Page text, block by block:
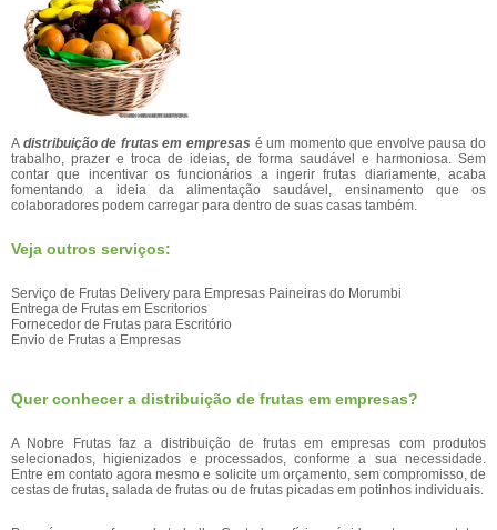
A distribuição de frutas em empresas é um momento que envolve pausa do
trabalho, prazer e troca de ideias, de forma saudável e harmoniosa. Sem
contar que incentivar os funcionários a ingerir frutas diariamente, acaba
fomentando a ideia da alimentação saudável, ensinamento que os
colaboradores podem carregar para dentro de suas casas também.
Veja outros serviços:
Serviço de Frutas Delivery para Empresas Paineiras do Morumbi
Entrega de Frutas em Escritorios
Fornecedor de Frutas para Escritório
Envio de Frutas a Empresas
Quer conhecer a distribuição de frutas em empresas?
A Nobre Frutas faz a distribuição de frutas em empresas com produtos
selecionados, higienizados e processados, conforme a sua necessidade.
Entre em contato agora mesmo e solicite um orçamento, sem compromisso, de
cestas de frutas, salada de frutas ou de frutas picadas em potinhos individuais.